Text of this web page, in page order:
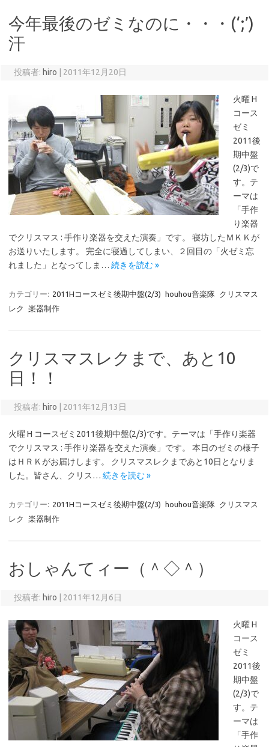
今年最後のゼミなのに・・・(‘;’)
汗
投稿者: hiro 2011年12月20日
火曜 H
コース
ゼミ
2011後
期中盤
(2/3)で
す。テ
ーマは
「手作
り楽器
でクリスマス : 手作り楽器を交えた演奏」です。 寝坊したＭＫＫが
お送りいたします。 完全に寝過してしまい、２回目の「火ゼミ忘
れました」となってしま… 続きを読む »
カテゴリー: 2011Hコースゼミ後期中盤(2/3) houhou音楽隊 クリスマス
レク
楽器制作
クリスマスレクまで、あと10
日！！
投稿者: hiro 2011年12月13日
火曜 H コースゼミ2011後期中盤(2/3)です。テーマは「手作り楽器
でクリスマス : 手作り楽器を交えた演奏」です。 本日のゼミの様子
はＨＲＫがお届けします。 クリスマスレクまであと10日となりま
した。皆さん、クリス… 続きを読む »
カテゴリー: 2011Hコースゼミ後期中盤(2/3) houhou音楽隊 クリスマス
レク
楽器制作
おしゃんてィー（＾◇＾）
投稿者: hiro 2011年12月6日
火曜 H
コース
ゼミ
2011後
期中盤
(2/3)で
す。テ
ーマは
「手作